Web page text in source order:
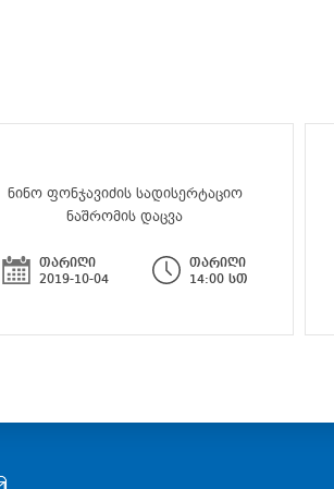
ნინო ფონჯავიძის სადისერტაციო
ნაშრომის დაცვა
თარიღი
2019-10-04
თარიღი
14:00 სთ